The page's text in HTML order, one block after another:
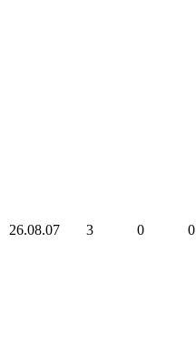
26.08.07 3 0 0